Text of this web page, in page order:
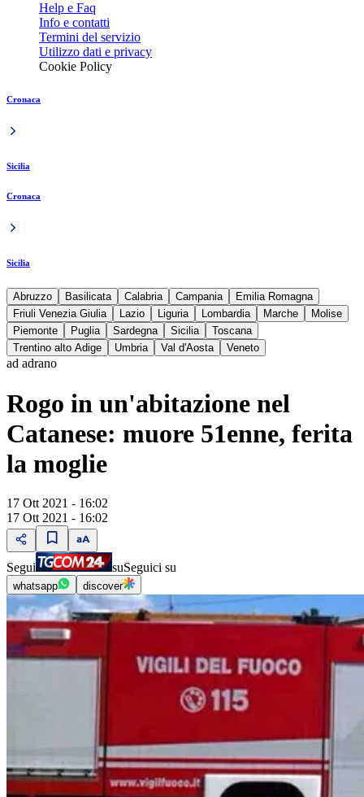
Help e Faq
Info e contatti
Termini del servizio
Utilizzo dati e privacy
Cookie Policy
Cronaca
Sicilia
Cronaca
Sicilia
Abruzzo Basilicata Calabria Campania
Emilia Romagna
Friuli Venezia Giulia
Lazio Liguria Lombardia Marche
Molise
Piemonte
Puglia Sardegna Sicilia
Toscana
Trentino alto Adige
Umbria Val d'Aosta Veneto
ad adrano
Rogo in un'abitazione nel
Catanese: muore 51enne, ferita
la moglie
17 Ott 2021 - 16:02
17 Ott 2021 - 16:02
Segui suSeguici su
whatsapp discover